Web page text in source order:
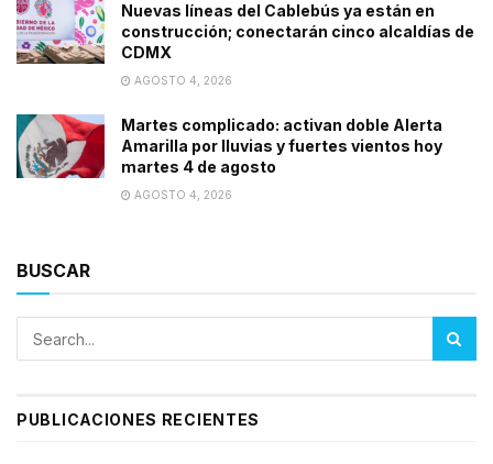
Nuevas líneas del Cablebús ya están en
construcción; conectarán cinco alcaldías de
CDMX
AGOSTO 4, 2026
Martes complicado: activan doble Alerta
Amarilla por lluvias y fuertes vientos hoy
martes 4 de agosto
AGOSTO 4, 2026
BUSCAR
PUBLICACIONES RECIENTES